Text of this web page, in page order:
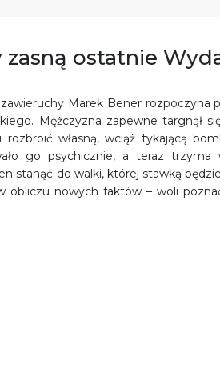
ostatnie
Marek Bener rozpoczyna
Mężczyzna zapewne targnął
własną, wciąż tykającą
go psychicznie, a teraz trzyma
stanąć do walki, której stawką
obliczu nowych faktów – woli